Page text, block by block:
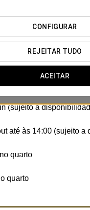
CONFIGURAR
REJEITAR TUDO
ACEITAR
e bem-estar a
(sujeito a
até às 14:00 (sujeito a
quarto
quarto